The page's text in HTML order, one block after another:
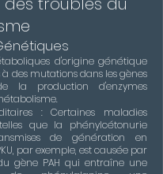
d'origine génétique
à des mutations dans les gènes
la production d'enzymes
: Certaines maladies
que la phénylcétonurie
de génération en
par exemple, est causée par
gène PAH qui entraîne une